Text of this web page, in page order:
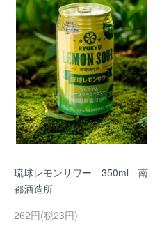
琉球レモンサワー 350ml 南
都酒造所
262円(税23円)